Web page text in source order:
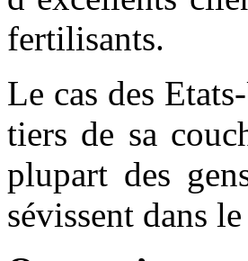
fertilisants.
Le cas des
tiers de sa
plupart des
sévissent dans